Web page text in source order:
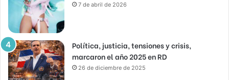
7 de abril de 2026
Política, justicia, tensiones y crisis,
marcaron el año 2025 en RD
26 de diciembre de 2025